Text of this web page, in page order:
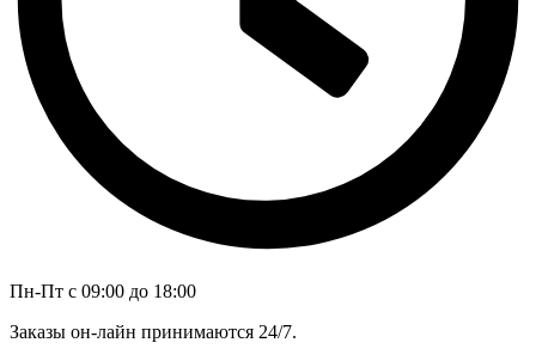
Пн-Пт с 09:00 до 18:00
Заказы он-лайн принимаются 24/7.